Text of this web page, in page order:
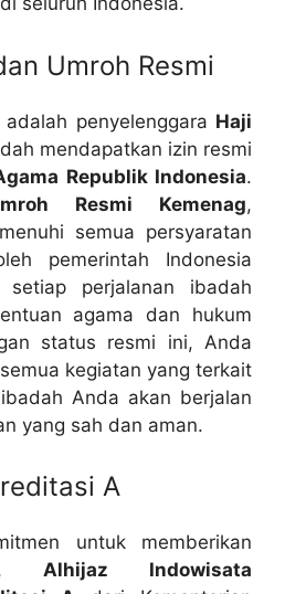
Umroh Resmi
adalah penyelenggara Haji
mendapatkan izin resmi
Republik Indonesia.
Resmi Kemenag,
semua persyaratan
pemerintah Indonesia
setiap perjalanan ibadah
agama dan hukum
status resmi ini, Anda
kegiatan yang terkait
Anda akan berjalan
yang sah dan aman.
A
untuk memberikan
Alhijaz Indowisata